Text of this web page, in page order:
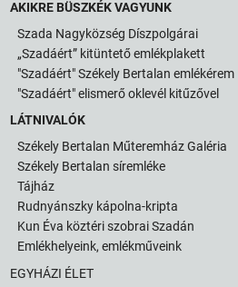
AKIKRE BÜSZKÉK VAGYUNK
Szada Nagyközség Díszpolgárai
„Szadáért” kitüntető emlékplakett
"Szadáért" Székely Bertalan emlékérem
"Szadáért" elismerő oklevél kitűzővel
LÁTNIVALÓK
Székely Bertalan Műteremház Galéria
Székely Bertalan síremléke
Tájház
Rudnyánszky kápolna-kripta
Kun Éva köztéri szobrai Szadán
Emlékhelyeink, emlékműveink
EGYHÁZI ÉLET